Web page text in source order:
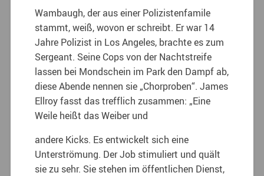
Wambaugh, der aus einer Polizistenfamile
stammt, weiß, wovon er schreibt. Er war 14
Jahre Polizist in Los Angeles, brachte es zum
Sergeant. Seine Cops von der Nachtstreife
lassen bei Mondschein im Park den Dampf ab,
diese Abende nennen sie „Chorproben“. James
Ellroy fasst das trefflich zusammen: „Eine
Weile heißt das Weiber und
andere Kicks. Es entwickelt sich eine
Unterströmung. Der Job stimuliert und quält
sie zu sehr. Sie stehen im öffentlichen Dienst,